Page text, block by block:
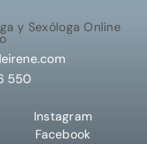
550
Instagram
Facebook